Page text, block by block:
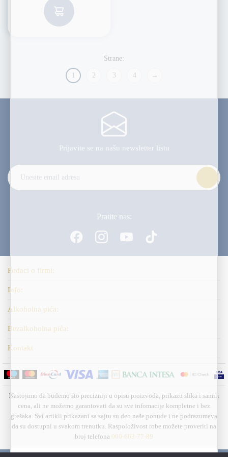
2 3 4 →
Prijavite se na našu newsletter listu
Pratite nas:
Podaci o firmi:
Info:
Alkoholna pića:
Bezalkoholna pića:
Kontakt
Nastojimo da budemo što precizniji u opisu proizvoda, prikazu slika i samih
cena, ali ne možemo garantovati da su sve infomacije kompletne i bez
grešaka. Svi artikli prikazani sa sajtu su deo naše ponude i ne podrazumeva
da su dostupni u svakom trenutku. Raspoloživost robe možete proveriti na
broj telefona 060-663-77-89